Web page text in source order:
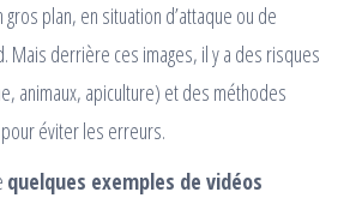
plan, en situation d’attaque ou de
Mais derrière ces images, il y a des risques
animaux, apiculture) et des méthodes
éviter les erreurs.
quelques exemples de vidéos